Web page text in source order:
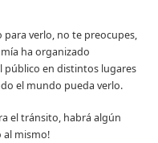
verlo, no te preocupes,
ha organizado
público en distintos lugares
el mundo pueda verlo.
el tránsito, habrá algún
al mismo!